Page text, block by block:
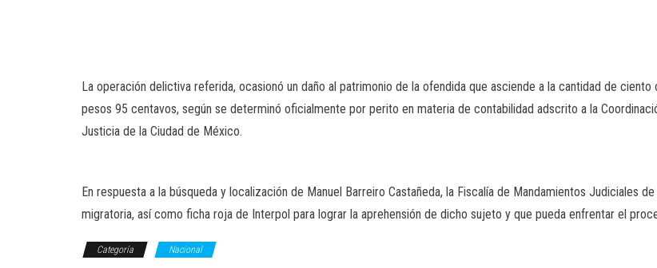
La operación delictiva referida, ocasionó un daño al patrimonio de la ofendida que asciende a la cantidad de
pesos 95 centavos, según se determinó oficialmente por perito en materia de contabilidad adscrito a la
Justicia de la Ciudad de México.
En respuesta a la búsqueda y localización de Manuel Barreiro Castañeda, la Fiscalía de Mandamientos Judiciales
migratoria, así como ficha roja de Interpol para lograr la aprehensión de dicho sujeto y que pueda enfrentar el
Categoría Nacional